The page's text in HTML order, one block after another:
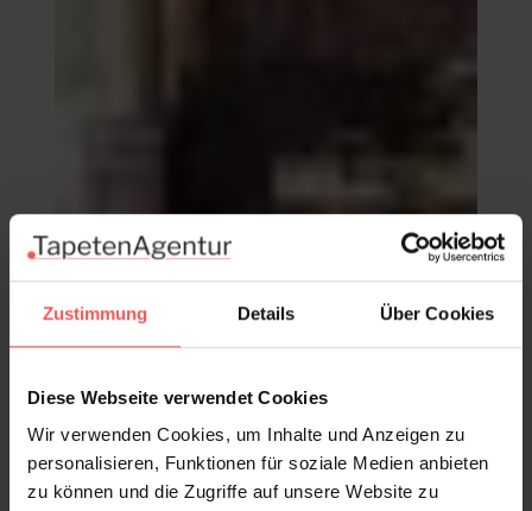
Zustimmung Details Über Cookies
Diese Webseite verwendet Cookies
Wir verwenden Cookies, um Inhalte und Anzeigen zu
personalisieren, Funktionen für soziale Medien anbieten
zu können und die Zugriffe auf unsere Website zu
Jose, Radiance
118,00 €